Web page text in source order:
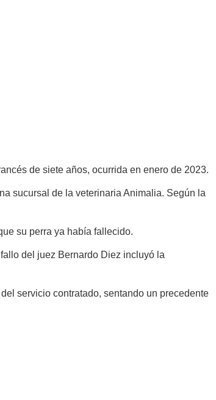
de siete años, ocurrida en enero de 2023.
sucursal de la veterinaria Animalia. Según la
su perra ya había fallecido.
del juez Bernardo Diez incluyó la
servicio contratado, sentando un precedente